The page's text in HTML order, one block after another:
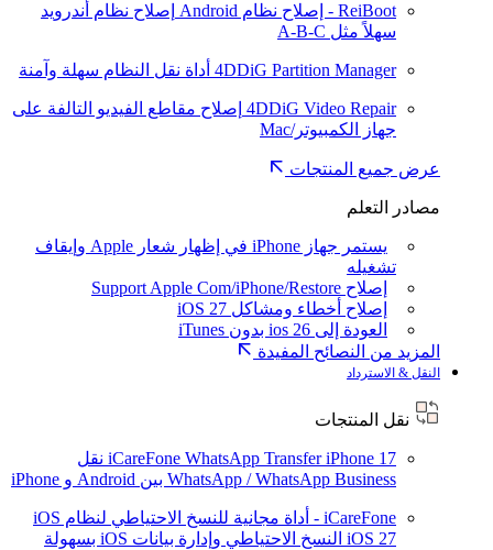
ReiBoot - إصلاح نظام Android
إصلاح نظام أندرويد
سهلاً مثل A-B-C
4DDiG Partition Manager أداة نقل النظام سهلة وآمنة
4DDiG Video Repair إصلاح مقاطع الفيديو التالفة على
جهاز الكمبيوتر/Mac
عرض جميع المنتجات
مصادر التعلم
يستمر جهاز iPhone في إظهار شعار Apple وإيقاف
تشغيله
إصلاح Support Apple Com/iPhone/Restore
إصلاح أخطاء ومشاكل iOS 27
العودة إلى ios 26 بدون iTunes
المزيد من النصائح المفيدة
النقل & الاسترداد
نقل المنتجات
iCareFone WhatsApp TransferiPhone 17
نقل
WhatsApp / WhatsApp Business بين Android و iPhone
iCareFone - أداة مجانية للنسخ الاحتياطي لنظام iOS
iOS 27 النسخ الاحتياطي وإدارة بيانات iOS بسهولة